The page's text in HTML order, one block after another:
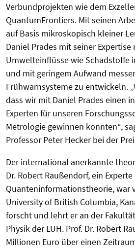
Verbundprojekten wie dem
QuantumFrontiers. Mit seinen
auf Basis mikroskopisch kleiner
Daniel Prades mit seiner
Umwelteinflüsse wie Schadstoffe
und mit geringem Aufwand
Frühwarnsysteme zu entwickeln.
dass wir mit Daniel Prades einen
Experten für unseren
Metrologie gewinnen konnten“,
Professor Peter Hecker bei der
Der international anerkannte
Dr. Robert Raußendorf, ein
Quanteninformationstheorie, war
University of British Columbia,
forscht und lehrt er an der
Physik der LUH. Prof. Dr. Robert
Millionen Euro über einen